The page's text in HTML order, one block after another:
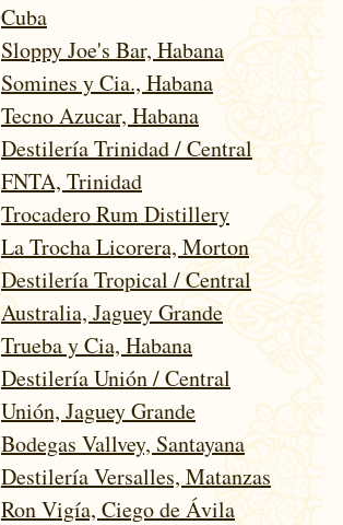
Cuba
Sloppy Joe's Bar, Habana
Somines y Cia., Habana
Tecno Azucar, Habana
Destilería Trinidad / Central
FNTA, Trinidad
Trocadero Rum Distillery
La Trocha Licorera, Morton
Destilería Tropical / Central
Australia, Jaguey Grande
Trueba y Cia, Habana
Destilería Unión / Central
Unión, Jaguey Grande
Bodegas Vallvey, Santayana
Destilería Versalles, Matanzas
Ron Vigía, Ciego de Ávila